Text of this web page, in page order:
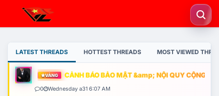
LATEST THREADS HOTTEST THREADS MOST VIEWED
VÀNG CẢNH BÁO BẢO MẬT &amp; NỘI QUY CỘNG
0 Wednesday a31 6:07 AM